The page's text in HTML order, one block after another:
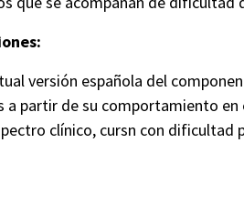
versión española del
a partir de su comportamiento en
clínico, cursn con dificultad